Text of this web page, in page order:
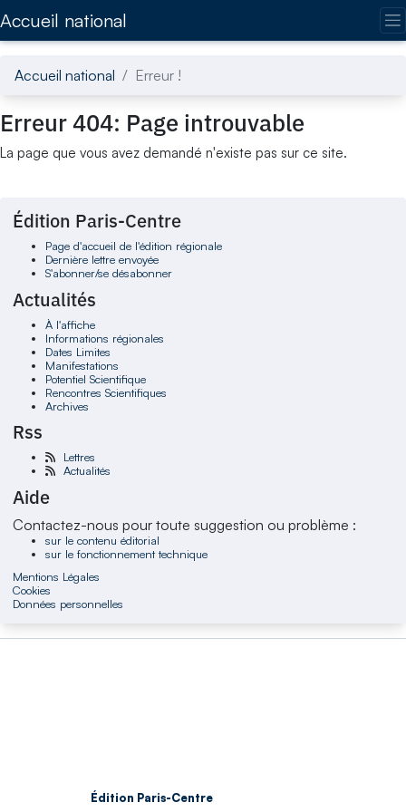
Accueil national
Accueil national Erreur !
Erreur 404: Page introuvable
La page que vous avez demandé n'existe pas sur ce site.
Édition Paris-Centre
Page d'accueil de l'édition régionale
Dernière lettre envoyée
S'abonner/se désabonner
Actualités
À l'affiche
Informations régionales
Dates Limites
Manifestations
Potentiel Scientifique
Rencontres Scientifiques
Archives
Rss
Lettres
Actualités
Aide
Contactez-nous pour toute suggestion ou problème :
sur le contenu éditorial
sur le fonctionnement technique
Mentions Légales
Cookies
Données personnelles
Édition Paris-Centre